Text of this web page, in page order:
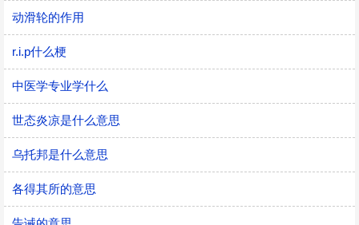
动滑轮的作用
r.i.p什么梗
中医学专业学什么
世态炎凉是什么意思
乌托邦是什么意思
各得其所的意思